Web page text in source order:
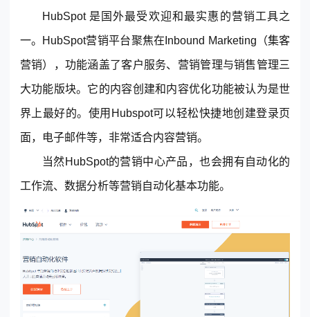
HubSpot 是国外最受欢迎和最实惠的营销工具之
一。HubSpot营销平台聚焦在Inbound Marketing（集客
营销），功能涵盖了客户服务、营销管理与销售管理三
大功能版块。它的内容创建和内容优化功能被认为是世
界上最好的。使用Hubspot可以轻松快捷地创建登录页
面，电子邮件等，非常适合内容营销。
当然HubSpot的营销中心产品，也会拥有自动化的
工作流、数据分析等营销自动化基本功能。